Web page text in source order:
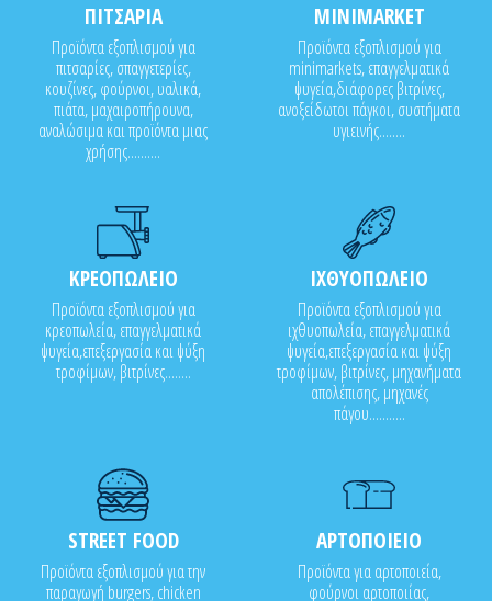
ΠΙΤΣΑΡΙΑ
Προϊόντα εξοπλισμού για
πιτσαρίες, σπαγγετερίες,
κουζίνες, φούρνοι, υαλικά,
πιάτα, μαχαιροπήρουνα,
αναλώσιμα και προϊόντα μιας
χρήσης..........
MINIMARKET
Προϊόντα εξοπλισμού για
minimarkets, επαγγελματικά
ψυγεία,διάφορες βιτρίνες,
ανοξείδωτοι πάγκοι, συστήματα
υγιεινής........
ΚΡΕΟΠΩΛΕΙΟ
Προϊόντα εξοπλισμού για
κρεοπωλεία, επαγγελματικά
ψυγεία,επεξεργασία και ψύξη
τροφίμων, βιτρίνες........
ΙΧΘΥΟΠΩΛΕΙΟ
Προϊόντα εξοπλισμού για
ιχθυοπωλεία, επαγγελματικά
ψυγεία,επεξεργασία και ψύξη
τροφίμων, βιτρίνες, μηχανήματα
απολέπισης, μηχανές
πάγου...........
STREET FOOD
Προϊόντα εξοπλισμού για την
παραγωγή burgers, chicken
ΑΡΤΟΠΟΙΕΙΟ
Προϊόντα για αρτοποιεία,
φούρνοι αρτοποιίας,